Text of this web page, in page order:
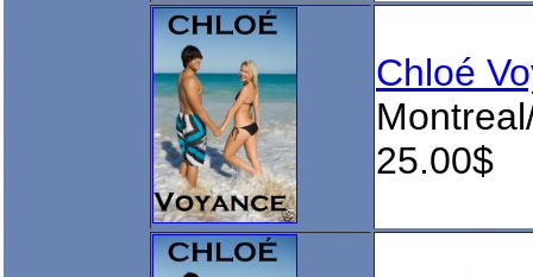
Chloé
25.00$